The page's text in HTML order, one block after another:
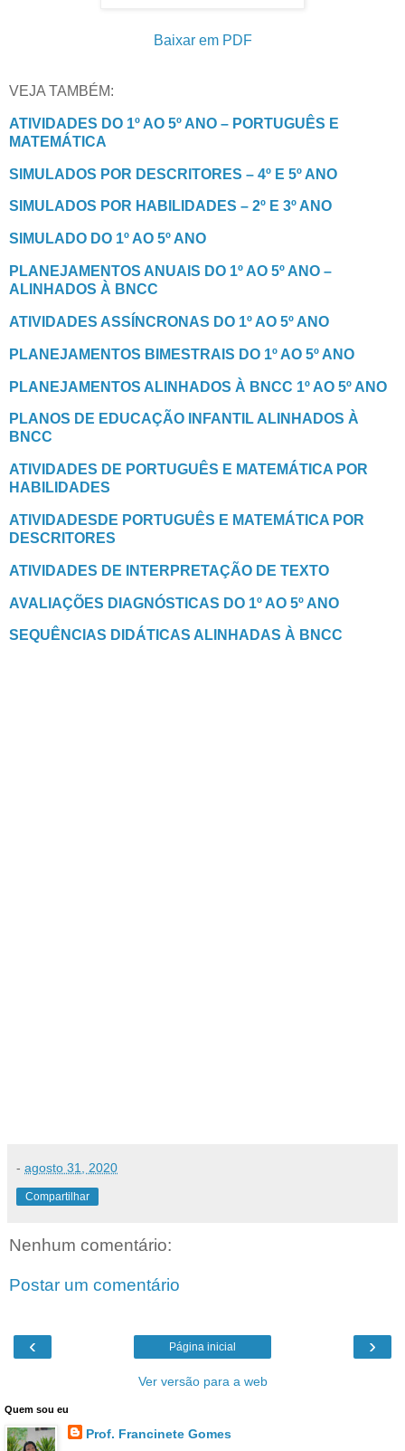
Baixar em PDF
VEJA TAMBÉM:
ATIVIDADES DO 1º AO 5º ANO – PORTUGUÊS E
MATEMÁTICA
SIMULADOS POR DESCRITORES – 4º E 5º ANO
SIMULADOS POR HABILIDADES – 2º E 3º ANO
SIMULADO DO 1º AO 5º ANO
PLANEJAMENTOS ANUAIS DO 1º AO 5º ANO –
ALINHADOS À BNCC
ATIVIDADES ASSÍNCRONAS DO 1º AO 5º ANO
PLANEJAMENTOS BIMESTRAIS DO 1º AO 5º ANO
PLANEJAMENTOS ALINHADOS À BNCC 1º AO 5º ANO
PLANOS DE EDUCAÇÃO INFANTIL ALINHADOS À
BNCC
ATIVIDADES DE PORTUGUÊS E MATEMÁTICA POR
HABILIDADES
ATIVIDADESDE PORTUGUÊS E MATEMÁTICA POR
DESCRITORES
ATIVIDADES DE INTERPRETAÇÃO DE TEXTO
AVALIAÇÕES DIAGNÓSTICAS DO 1º AO 5º ANO
SEQUÊNCIAS DIDÁTICAS ALINHADAS À BNCC
- agosto 31, 2020
Compartilhar
Nenhum comentário:
Postar um comentário
‹ ›
Página inicial
Ver versão para a web
Quem sou eu
Prof. Francinete Gomes